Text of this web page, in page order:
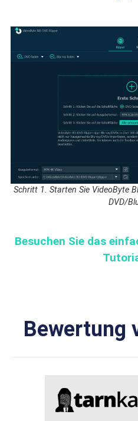
Schritt 1. Starten Sie VideoByte
DVD/
Besuchen Sie das
Bewertung